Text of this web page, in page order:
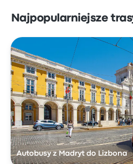
Najpopularniejsze
Autobusy z Madryt do Lizbona